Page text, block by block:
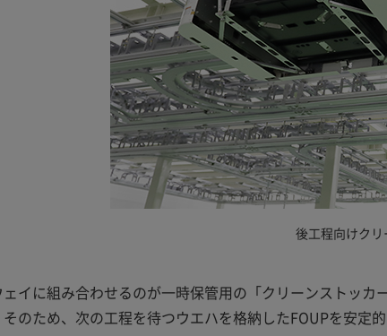
後工程向けク
ェイに組み合わせるのが一時保管用の「クリーンストッ
のため、次の工程を待つウエハを格納したFOUPを安